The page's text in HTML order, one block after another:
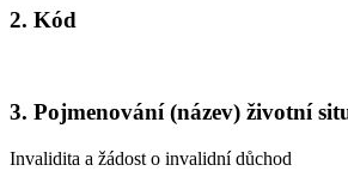
2. Kód
3. Pojmenování (název) životní
Invalidita a žádost o invalidní důchod